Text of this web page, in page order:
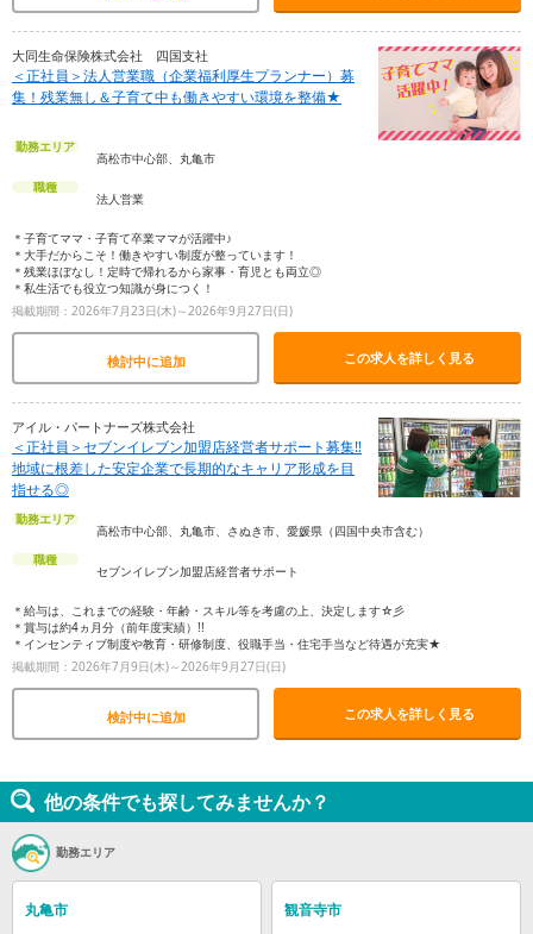
大同生命保険株式会社 四国支社
＜正社員＞法人営業職（企業福利厚生プランナー）募
集！残業無し＆子育て中も働きやすい環境を整備★
勤務エリア
高松市中心部、丸亀市
職種
法人営業
＊子育てママ・子育て卒業ママが活躍中♪
＊大手だからこそ！働きやすい制度が整っています！
＊残業ほぼなし！定時で帰れるから家事・育児とも両立◎
＊私生活でも役立つ知識が身につく！
掲載期間：2026年7月23日(木)～2026年9月27日(日)
検討中に追加 この求人を詳しく見る
アイル・パートナーズ株式会社
＜正社員＞セブンイレブン加盟店経営者サポート募集‼
地域に根差した安定企業で長期的なキャリア形成を目
指せる◎
勤務エリア
高松市中心部、丸亀市、さぬき市、愛媛県（四国中央市含む）
職種
セブンイレブン加盟店経営者サポート
＊給与は、これまでの経験・年齢・スキル等を考慮の上、決定します☆彡
＊賞与は約4ヵ月分（前年度実績）!!
＊インセンティブ制度や教育・研修制度、役職手当・住宅手当など待遇が充実★
掲載期間：2026年7月9日(木)～2026年9月27日(日)
検討中に追加 この求人を詳しく見る
他の条件でも探してみませんか？
勤務エリア
丸亀市 観音寺市